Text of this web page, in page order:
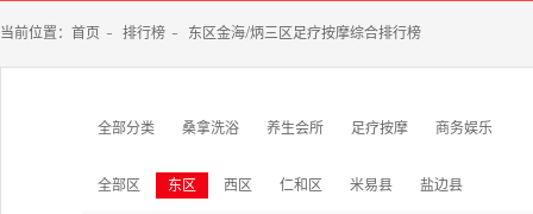
当前位置： 首页 - 排行榜 - 东区金海/炳三区足疗按摩综合排行榜
全部分类 桑拿洗浴 养生会所 足疗按摩 商务娱乐
全部区 东区 西区 仁和区 米易县 盐边县